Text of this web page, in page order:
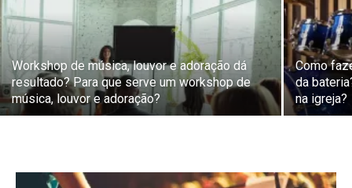
Workshop de música, louvor e adoração dá
resultado? Para que serve um workshop de
música, louvor e adoração?
Como
da
na igreja?